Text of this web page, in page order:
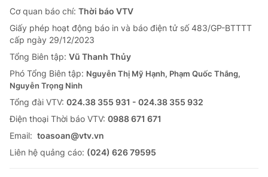
Cơ quan báo chí: Thời báo VTV
Giấy phép hoạt động báo in và báo điện tử số 483/GP-BTTTT
cấp ngày 29/12/2023
Tổng Biên tập: Vũ Thanh Thủy
Phó Tổng Biên tập: Nguyễn Thị Mỹ Hạnh, Phạm Quốc Thắng,
Nguyễn Trọng Ninh
Tổng đài VTV: 024.38 355 931 - 024.38 355 932
Ðiện thoại Thời báo VTV: 0988 671 671
Email: toasoan@vtv.vn
Liên hệ quảng cáo: (024) 626 79595